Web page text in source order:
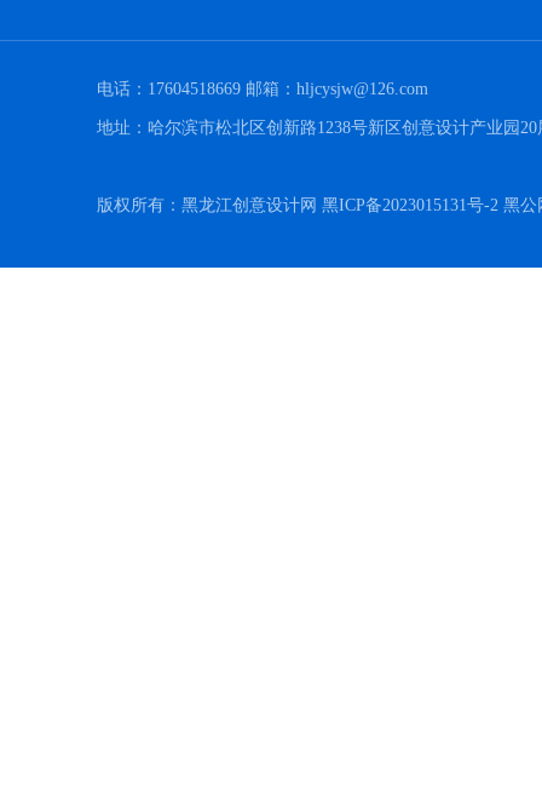
电话：17604518669 邮箱：hljcysjw@126.com
地址：哈尔滨市松北区创新路1238号新区创意设计产业园20
版权所有：黑龙江创意设计网 黑ICP备2023015131号-2 黑公